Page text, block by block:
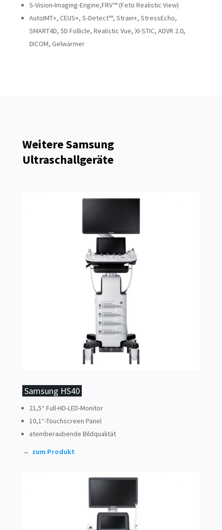
S-Vision-Imaging-Engine,FRV™ (Feto Realistic View)
AutoIMT+, CEUS+, S-Detect™, Strain+, StressEcho,
SMART4D, 5D Follicle, Realistic Vue, XI-STIC, ADVR 2.0,
DICOM, Gelwärmer
Weitere Samsung
Ultraschallgeräte
Samsung HS40
21,5“ Full-HD-LED-Monitor
10,1“-Touchscreen Panel
atemberaubende Bildqualität
→ zum Produkt